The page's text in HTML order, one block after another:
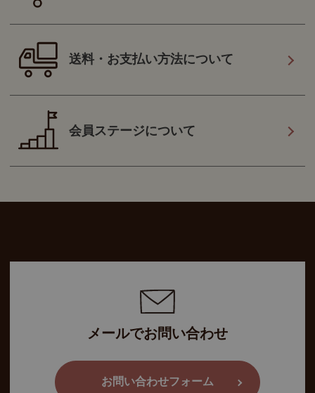
送料・お支払い方法について
会員ステージについて
メールでお問い合わせ
お問い合わせフォーム